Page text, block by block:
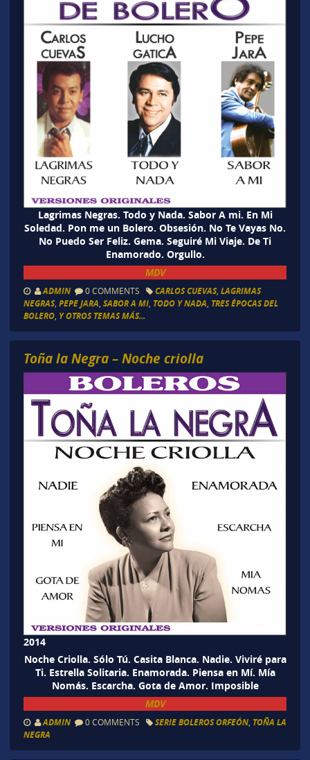
Lagrimas Negras. Todo y Nada. Sabor A mi. En Mi
Soledad. Pon me un Bolero. Obsesión. No Te Vayas No.
No Puedo Ser Feliz. Gema. Seguiré Mi Viaje. De Ti
Enamorado. Orgullo.
MDV
ADMIN 0 COMMENTS CARLOS CUEVAS, LAGRIMAS
NEGRAS, PEPE JARA SABOR A MI, TODO Y NADA TRES ÉPOCAS DEL
BOLERO, Y OTROS TEMAS MÁS...
Toña la Negra – Noche criolla
2014
Noche Criolla. Sólo Tú. Casita Blanca. Nadie. Viviré para
Ti. Estrella Solitaria. Enamorada. Piensa en Mí. Mía
Nomás. Escarcha. Gota de Amor. Imposible
MDV
ADMIN 0 COMMENTS SERIE BOLEROS ORFEÓN, TOÑA LA
NEGRA